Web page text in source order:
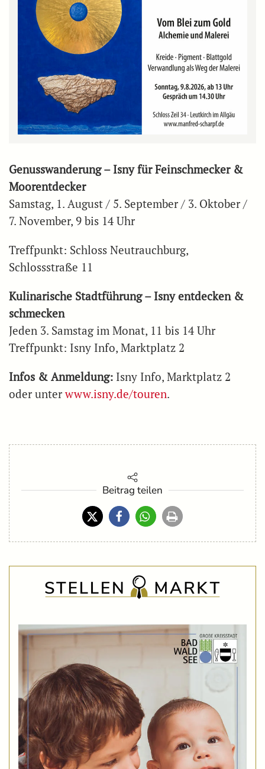
Genusswanderung – Isny für Feinschmecker &
Moorentdecker
Samstag, 1. August / 5. September / 3. Oktober /
7. November, 9 bis 14 Uhr
Treffpunkt: Schloss Neutrauchburg,
Schlossstraße 11
Kulinarische Stadtführung – Isny entdecken &
schmecken
Jeden 3. Samstag im Monat, 11 bis 14 Uhr
Treffpunkt: Isny Info, Marktplatz 2
Infos & Anmeldung: Isny Info, Marktplatz 2
oder unterwww.isny.de/touren.
Beitrag teilen